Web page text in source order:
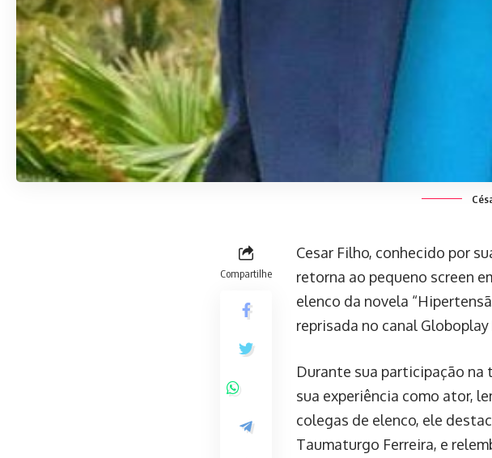
Compartilhe
Cesar Filho, conhecido por
retorna ao pequeno screen
elenco da novela
reprisada no canal
Durante sua participação na
sua experiência como ator,
colegas de elenco, ele
Taumaturgo Ferreira, e